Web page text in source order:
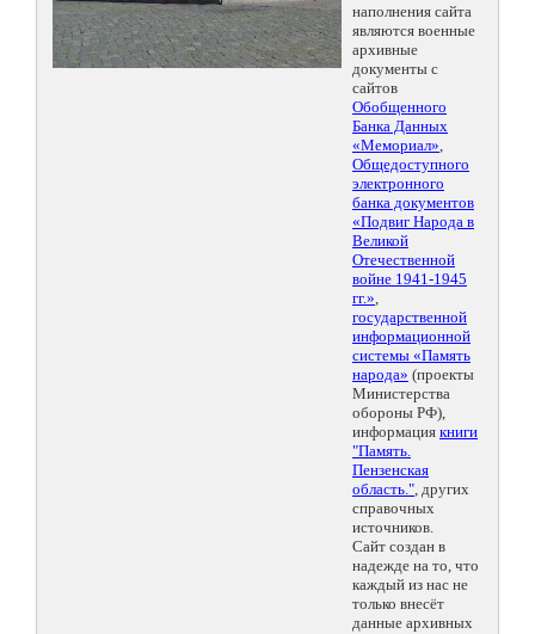
наполнения сайта
являются военные
архивные
документы с
сайтов
Обобщенного
Банка Данных
«Мемориал»,
Общедоступного
электронного
банка документов
«Подвиг Народа в
Великой
Отечественной
войне 1941-1945
гг.»,
государственной
информационной
системы «Память
народа» (проекты
Министерства
обороны РФ),
информация книги
"Память.
Пензенская
область.", других
справочных
источников.
Сайт создан в
надежде на то, что
каждый из нас не
только внесёт
данные архивных